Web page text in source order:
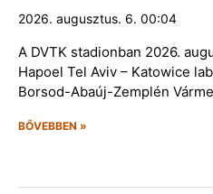
2026. augusztus. 6. 00:04
A DVTK stadionban 2026.
Hapoel Tel Aviv – Katowice
Borsod-Abaúj-Zemplén
BŐVEBBEN »